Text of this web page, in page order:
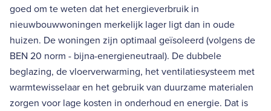
goed om te weten dat het energieverbruik in
nieuwbouwwoningen merkelijk lager ligt dan in oude
huizen. De woningen zijn optimaal geïsoleerd (volgens de
BEN 20 norm - bijna-energieneutraal). De dubbele
beglazing, de vloerverwarming, het ventilatiesysteem met
warmtewisselaar en het gebruik van duurzame materialen
zorgen voor lage kosten in onderhoud en energie. Dat is